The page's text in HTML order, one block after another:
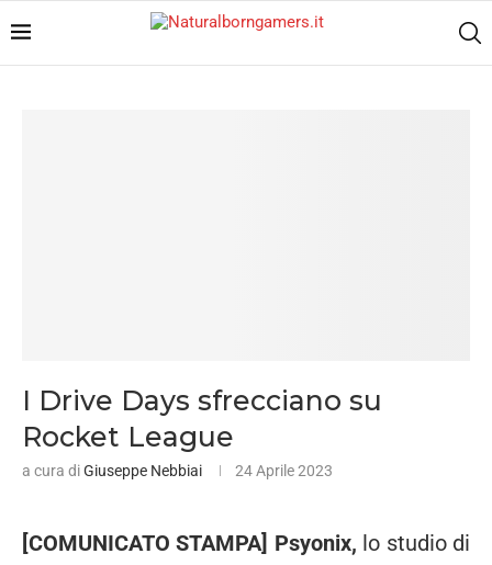
I Drive Days sfrecciano su
Rocket League
a cura diGiuseppe Nebbiai 24 Aprile 2023
[COMUNICATO STAMPA] Psyonix, lo studio di